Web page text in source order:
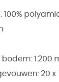
1.200
20 x